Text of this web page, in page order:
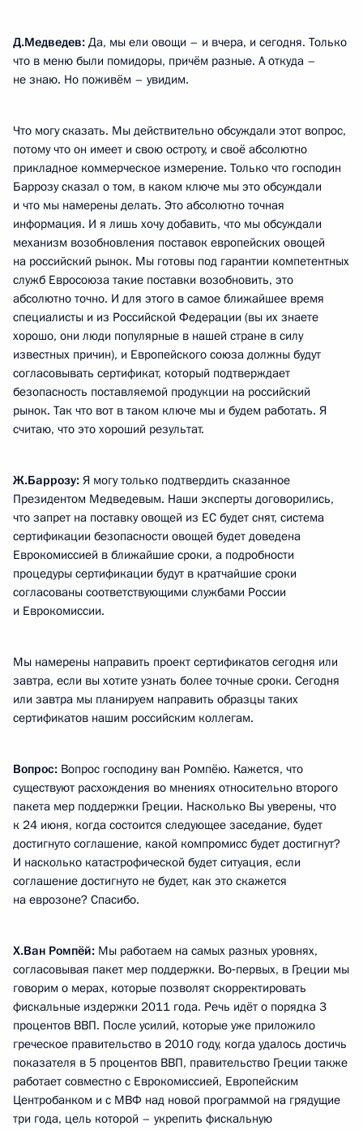
Д.Медведев: Да, мы ели овощи – и вчера, и сегодня. Только
что в меню были помидоры, причём разные. А откуда –
не знаю. Но поживём – увидим.
Что могу сказать. Мы действительно обсуждали этот вопрос,
потому что он имеет и свою остроту, и своё абсолютно
прикладное коммерческое измерение. Только что господин
Баррозу сказал о том, в каком ключе мы это обсуждали
и что мы намерены делать. Это абсолютно точная
информация. И я лишь хочу добавить, что мы обсуждали
механизм возобновления поставок европейских овощей
на российский рынок. Мы готовы под гарантии компетентных
служб Евросоюза такие поставки возобновить, это
абсолютно точно. И для этого в самое ближайшее время
специалисты и из Российской Федерации (вы их знаете
хорошо, они люди популярные в нашей стране в силу
известных причин), и Европейского союза должны будут
согласовывать сертификат, который подтверждает
безопасность поставляемой продукции на российский
рынок. Так что вот в таком ключе мы и будем работать. Я
считаю, что это хороший результат.
Ж.Баррозу: Я могу только подтвердить сказанное
Президентом Медведевым. Наши эксперты договорились,
что запрет на поставку овощей из ЕС будет снят, система
сертификации безопасности овощей будет доведена
Еврокомиссией в ближайшие сроки, а подробности
процедуры сертификации будут в кратчайшие сроки
согласованы соответствующими службами России
и Еврокомиссии.
Мы намерены направить проект сертификатов сегодня или
завтра, если вы хотите узнать более точные сроки. Сегодня
или завтра мы планируем направить образцы таких
сертификатов нашим российским коллегам.
Вопрос: Вопрос господину ван Ромпёю. Кажется, что
существуют расхождения во мнениях относительно второго
пакета мер поддержки Греции. Насколько Вы уверены, что
к 24 июня, когда состоится следующее заседание, будет
достигнуто соглашение, какой компромисс будет достигнут?
И насколько катастрофической будет ситуация, если
соглашение достигнуто не будет, как это скажется
на еврозоне? Спасибо.
Х.Ван Ромпёй: Мы работаем на самых разных уровнях,
согласовывая пакет мер поддержки. Во‑первых, в Греции мы
говорим о мерах, которые позволят скорректировать
фискальные издержки 2011 года. Речь идёт о порядка 3
процентов ВВП. После усилий, которые уже приложило
греческое правительство в 2010 году, когда удалось достичь
показателя в 5 процентов ВВП, правительство Греции также
работает совместно с Еврокомиссией, Европейским
Центробанком и с МВФ над новой программой на грядущие
три года, цель которой – укрепить фискальную